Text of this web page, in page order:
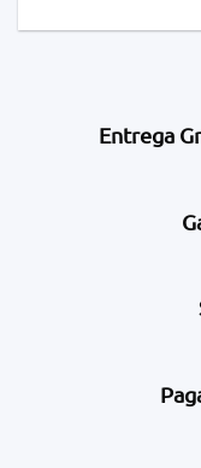
Entrega